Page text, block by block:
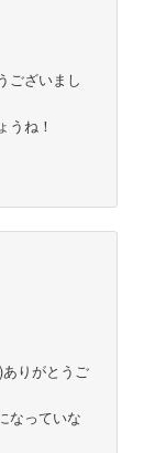
ございまし
うね！
りがとうご
なっていな